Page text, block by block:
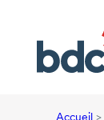
Accueil >